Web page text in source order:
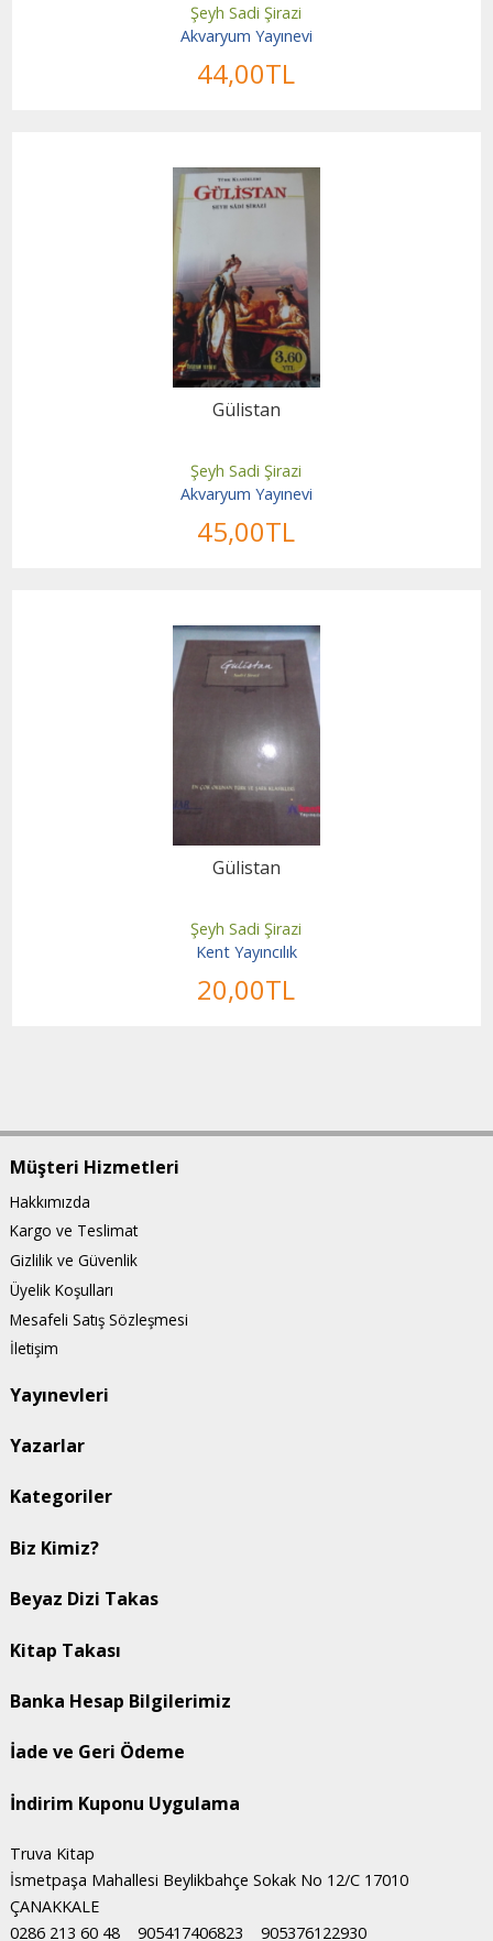
Şeyh Sadi Şirazi
Akvaryum Yayınevi
44,00TL
Gülistan
Şeyh Sadi Şirazi
Akvaryum Yayınevi
45,00TL
Gülistan
Şeyh Sadi Şirazi
Kent Yayıncılık
20,00TL
Müşteri Hizmetleri
Hakkımızda
Kargo ve Teslimat
Gizlilik ve Güvenlik
Üyelik Koşulları
Mesafeli Satış Sözleşmesi
İletişim
Yayınevleri
Yazarlar
Kategoriler
Biz Kimiz?
Beyaz Dizi Takas
Kitap Takası
Banka Hesap Bilgilerimiz
İade ve Geri Ödeme
İndirim Kuponu Uygulama
Truva Kitap
İsmetpaşa Mahallesi Beylikbahçe Sokak No 12/C 17010
ÇANAKKALE
0286 213 60 48
905417406823 905376122930